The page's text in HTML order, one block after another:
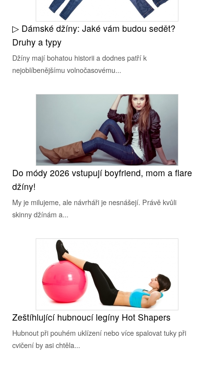
▷ Dámské džíny: Jaké vám budou sedět?
Druhy a typy
Džíny mají bohatou historii a dodnes patří k
nejoblíbenějšímu volnočasovému...
Do módy 2026 vstupují boyfriend, mom a flare
džíny!
My je milujeme, ale návrháři je nesnášejí. Právě kvůli
skinny džínám a...
Zeštíhlující hubnoucí legíny Hot Shapers
Hubnout při pouhém uklízení nebo více spalovat tuky při
cvičení by asi chtěla...